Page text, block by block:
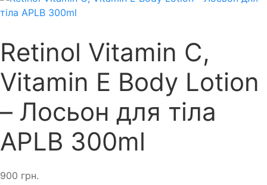
Retinol Vitamin C,
Vitamin E Body Lotion
– Лосьон для тіла
APLB 300ml
900 грн.